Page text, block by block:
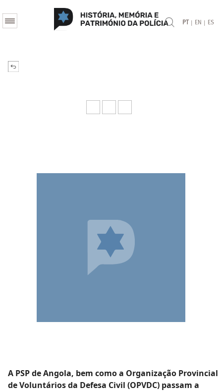
PT | EN | ES
A PSP de Angola, bem como a Organização Provincial
de Voluntários da Defesa Civil (OPVDC) passam a